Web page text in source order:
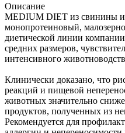
Описание
MEDIUM DIET из свинины и
монопротеиновый,
диетической линии
средних размеров,
интенсивного
Клинически доказано, что
реакций и пищевой
животных значительно
продуктов, полученных из
Рекомендуется для